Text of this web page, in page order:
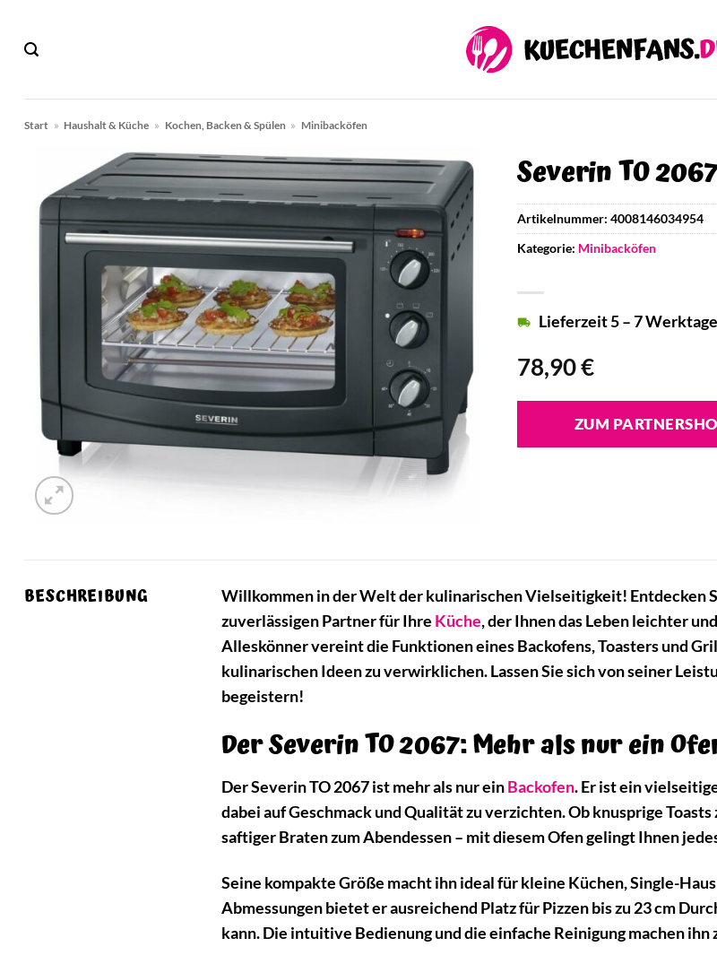
springen
Start » Haushalt & Küche » Kochen, Backen & Spülen » Minibacköfen
Severin TO
78,90€
Lieferzeit 5 – 7 Werktage
ZUM
Artikelnummer: 4008146034954
Kategorie: Minibacköfen
BESCHREIBUNG Willkommen in der Welt der kulinarischen Vielseitigkeit! Entdecken
zuverlässigen Partner für Ihre Küche, der Ihnen das Leben leichter
Alleskönner vereint die Funktionen eines Backofens, Toasters und
kulinarischen Ideen zu verwirklichen. Lassen Sie sich von seiner
begeistern!
Der Severin TO 2067: Mehr als nur ein
Der Severin TO 2067 ist mehr als nur einBackofen. Er ist ein
dabei auf Geschmack und Qualität zu verzichten. Ob knusprige
saftiger Braten zum Abendessen – mit diesem Ofen gelingt Ihnen
Seine kompakte Größe macht ihn ideal für kleine Küchen, Single-
Abmessungen bietet er ausreichend Platz für Pizzen bis zu 23 cm
kann. Die intuitive Bedienung und die einfache Reinigung machen